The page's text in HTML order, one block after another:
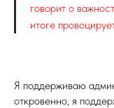
говорит о
итоге
Я поддерживаю
откровенно, я